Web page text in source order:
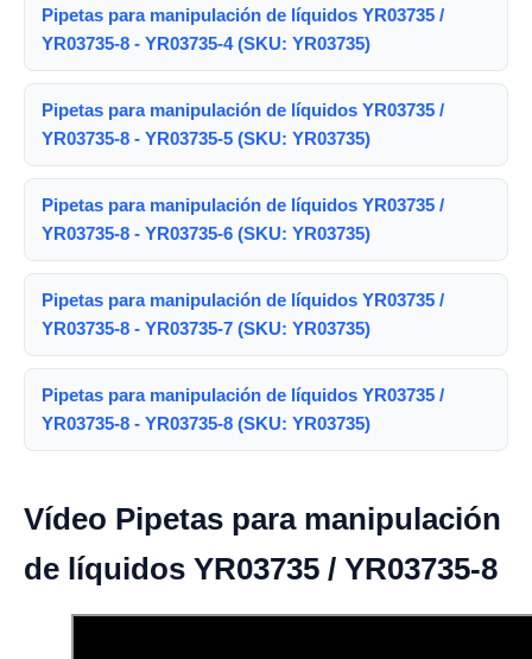
Pipetas para manipulación de líquidos YR03735 /
YR03735-8 - YR03735-4 (SKU: YR03735)
Pipetas para manipulación de líquidos YR03735 /
YR03735-8 - YR03735-5 (SKU: YR03735)
Pipetas para manipulación de líquidos YR03735 /
YR03735-8 - YR03735-6 (SKU: YR03735)
Pipetas para manipulación de líquidos YR03735 /
YR03735-8 - YR03735-7 (SKU: YR03735)
Pipetas para manipulación de líquidos YR03735 /
YR03735-8 - YR03735-8 (SKU: YR03735)
Vídeo Pipetas para manipulación
de líquidos YR03735 / YR03735-8